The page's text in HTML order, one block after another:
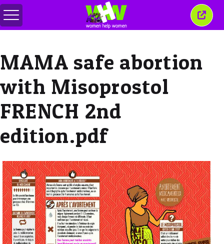
สลับ
เมนู
ปิด
หน้าต่
MAMA safe abortion
with Misoprostol
FRENCH 2nd
edition.pdf